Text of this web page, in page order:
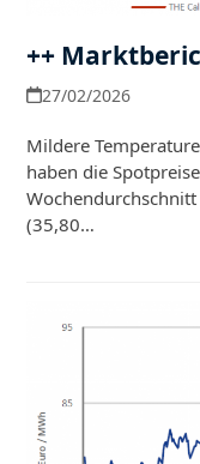
++
27/02/2026
Mildere
haben die
(35,80…